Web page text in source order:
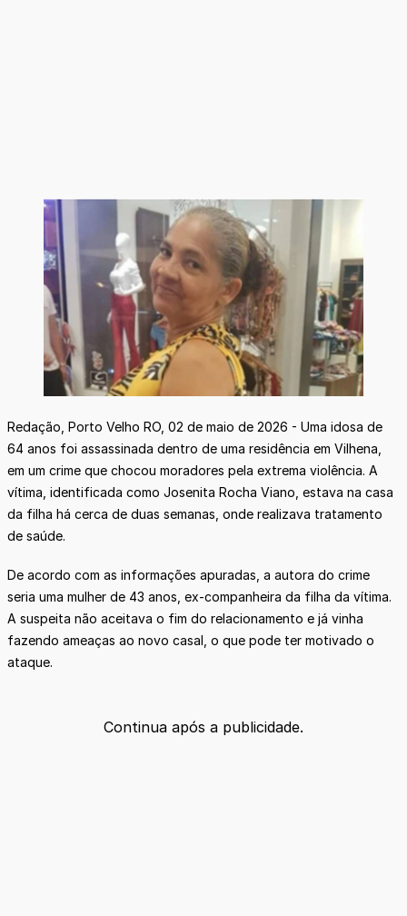
Redação, Porto Velho RO, 02 de maio de 2026 - Uma idosa de
64 anos foi assassinada dentro de uma residência em Vilhena,
em um crime que chocou moradores pela extrema violência. A
vítima, identificada como Josenita Rocha Viano, estava na casa
da filha há cerca de duas semanas, onde realizava tratamento
de saúde.
De acordo com as informações apuradas, a autora do crime
seria uma mulher de 43 anos, ex-companheira da filha da vítima.
A suspeita não aceitava o fim do relacionamento e já vinha
fazendo ameaças ao novo casal, o que pode ter motivado o
ataque.
Continua após a publicidade.